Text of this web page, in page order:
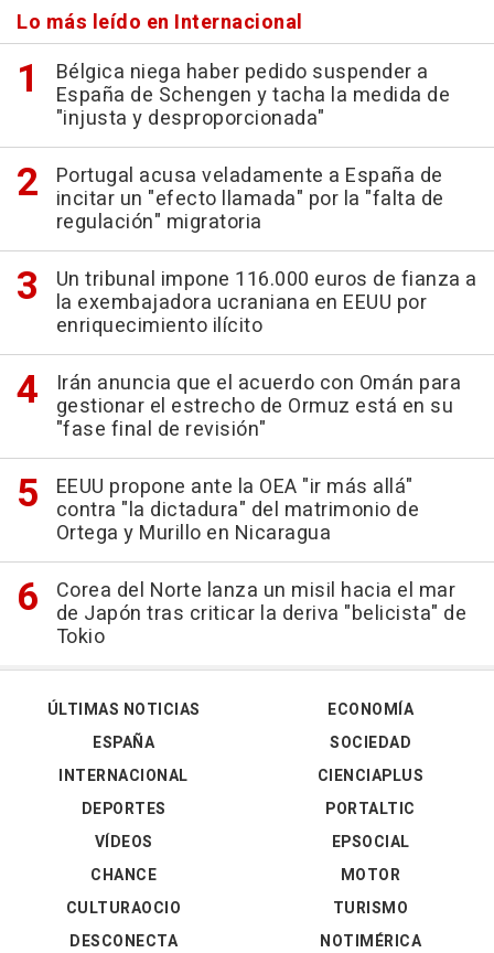
Lo más leído en Internacional
Bélgica niega haber pedido suspender a
España de Schengen y tacha la medida de
"injusta y desproporcionada"
Portugal acusa veladamente a España de
incitar un "efecto llamada" por la "falta de
regulación" migratoria
Un tribunal impone 116.000 euros de fianza a
la exembajadora ucraniana en EEUU por
enriquecimiento ilícito
Irán anuncia que el acuerdo con Omán para
gestionar el estrecho de Ormuz está en su
"fase final de revisión"
EEUU propone ante la OEA "ir más allá"
contra "la dictadura" del matrimonio de
Ortega y Murillo en Nicaragua
Corea del Norte lanza un misil hacia el mar
de Japón tras criticar la deriva "belicista" de
Tokio
ÚLTIMAS NOTICIAS
ESPAÑA
INTERNACIONAL
DEPORTES
VÍDEOS
ECONOMÍA
SOCIEDAD
CIENCIAPLUS
PORTALTIC
EPSOCIAL
CHANCE
CULTURAOCIO
DESCONECTA
MOTOR
TURISMO
NOTIMÉRICA